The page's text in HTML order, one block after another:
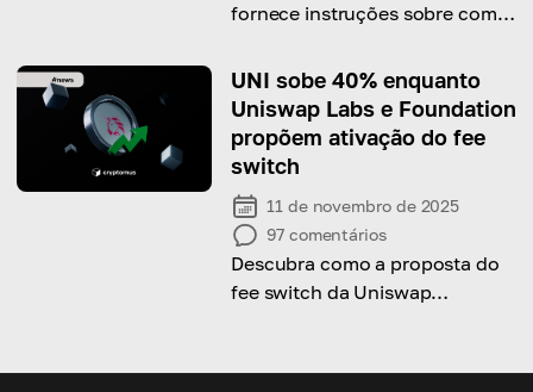
fornece instruções sobre como
para aceitar criptomoedas
UNI sobe 40% enquanto
Uniswap Labs e Foundation
propõem ativação do fee
switch
11 de novembro de 2025
97 comentários
Descubra como a proposta do
fee switch da Uniswap
tokenomics.